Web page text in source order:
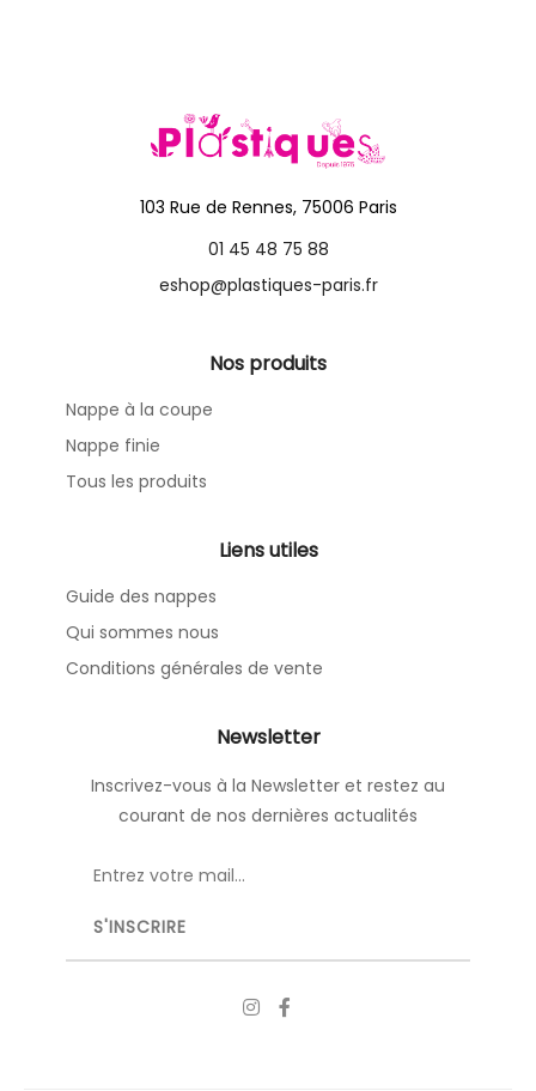
103 Rue de Rennes, 75006 Paris
01 45 48 75 88
eshop@plastiques-paris.fr
Nos produits
Nappe à la coupe
Nappe finie
Tous les produits
Liens utiles
Guide des nappes
Qui sommes nous
Conditions générales de vente
Newsletter
Inscrivez-vous à la Newsletter et restez au
courant de nos dernières actualités